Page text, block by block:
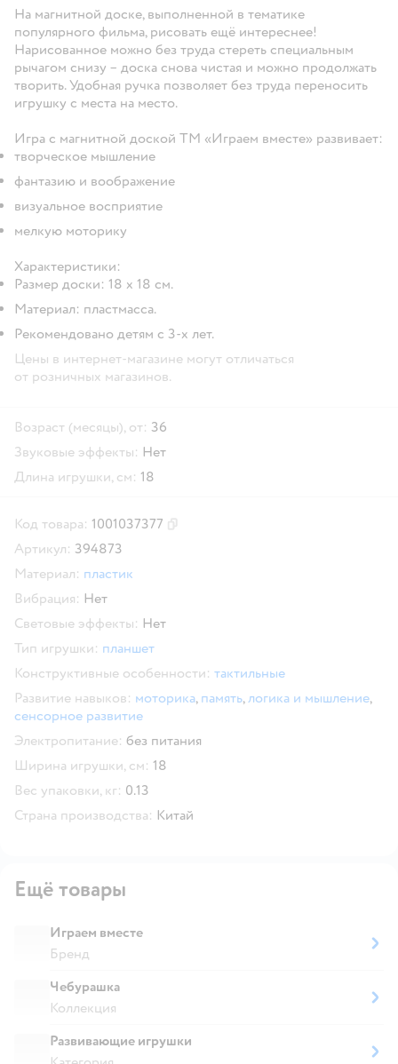
На магнитной доске, выполненной в тематике
популярного фильма, рисовать ещё интереснее!
Нарисованное можно без труда стереть специальным
рычагом снизу – доска снова чистая и можно продолжать
творить. Удобная ручка позволяет без труда переносить
игрушку с места на место.
Игра с магнитной доской ТМ «Играем вместе» развивает:
творческое мышление
фантазию и воображение
визуальное восприятие
мелкую моторику
Характеристики:
Размер доски: 18 x 18 см.
Материал: пластмасса.
Рекомендовано детям с 3-х лет.
Цены в интернет-магазине могут отличаться
от розничных магазинов.
Возраст (месяцы), от: 36
Звуковые эффекты: Нет
Длина игрушки, см: 18
Код товара: 1001037377
Артикул: 394873
Материал: пластик
Вибрация: Нет
Световые эффекты: Нет
Тип игрушки: планшет
Конструктивные особенности: тактильные
Развитие навыков: моторика, память,логика и мышление,
сенсорное развитие
Электропитание: без питания
Ширина игрушки, см: 18
Вес упаковки, кг: 0.13
Страна производства: Китай
Ещё товары
Играем вместе
Бренд
Чебурашка
Коллекция
Развивающие игрушки